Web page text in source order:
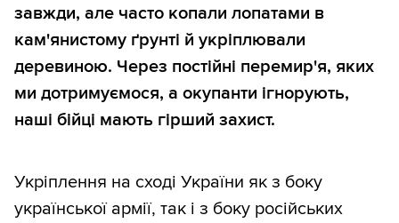
завжди, але часто копали лопатами в
кам'янистому ґрунті й укріплювали
деревиною. Через постійні перемир'я, яких
ми дотримуємося, а окупанти ігнорують,
наші бійці мають гірший захист.
Укріплення на сході України як з боку
української армії, так і з боку російських